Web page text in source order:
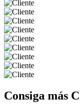
Consiga más